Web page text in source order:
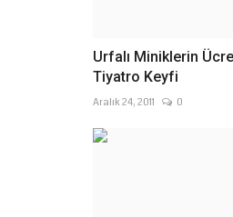
Urfalı Miniklerin
Tiyatro Keyfi
Aralık 24, 2011 0